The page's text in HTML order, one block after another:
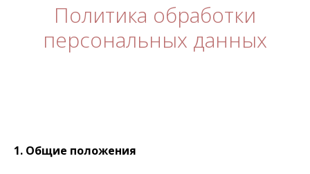
Политика обработки
персональных данных
1. Общие положения